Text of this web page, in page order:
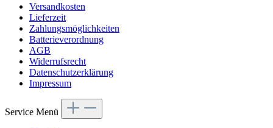
Versandkosten
Lieferzeit
Zahlungsmöglichkeiten
Batterieverordnung
AGB
Widerrufsrecht
Datenschutzerklärung
Impressum
Service Menü